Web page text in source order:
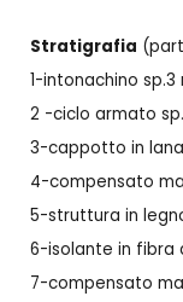
Stratigrafia
1-intonachino sp.3
2 -ciclo armato
3-cappottoin
4-compensato
5-struttura in
6-isolante in fibra
7-compensato